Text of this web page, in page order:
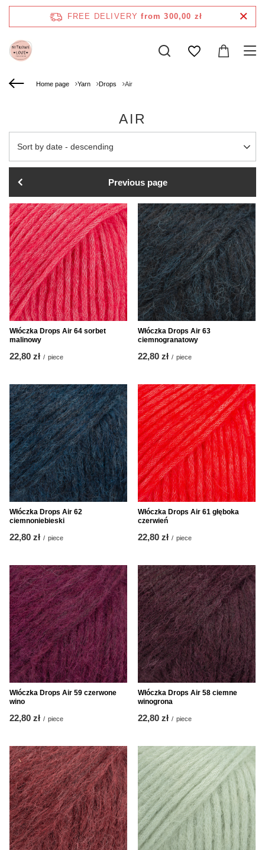
FREE DELIVERY from 300,00 zł
Home page Yarn Drops Air
AIR
Change sorting
Sort by date - descending
Previous page
Włóczka Drops Air 64 sorbet
malinowy
22,80 zł / piece
Włóczka Drops Air 63
ciemnogranatowy
22,80 zł / piece
Włóczka Drops Air 62
ciemnoniebieski
22,80 zł / piece
Włóczka Drops Air 61 głęboka
czerwień
22,80 zł / piece
Włóczka Drops Air 59 czerwone
wino
22,80 zł / piece
Włóczka Drops Air 58 ciemne
winogrona
22,80 zł / piece